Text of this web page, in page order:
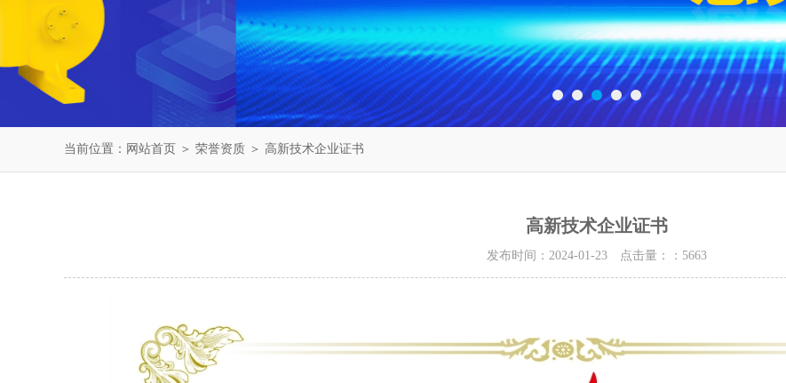
当前位置： 网站首页 ＞ 荣誉资质 ＞ 高新技术企业证书
高新技术企业证书
发布时间：2024-01-23 点击量： ：5663